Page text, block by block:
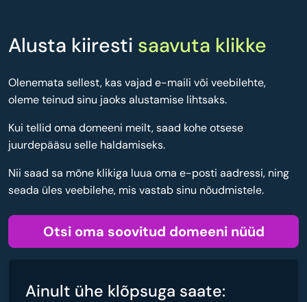
Alusta kiiresti saavuta klikke
Olenemata sellest, kas vajad e-maili või veebilehte,
oleme teinud sinu jaoks alustamise lihtsaks.
Kui tellid oma domeeni meilt, saad kohe otsese
juurdepääsu selle haldamiseks.
Nii saad sa mõne klikiga luua oma e-posti aadressi, ning
seada üles veebilehe, mis vastab sinu nõudmistele.
Otsi oma soovitud domeeni nüüd
Ainult ühe klõpsuga saate: